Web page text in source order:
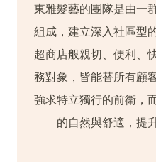
東雅髮藝的團隊是由一
組成，建立深入社區型
超商店般親切、便利、
務對象，皆能替所有顧
強求特立獨行的前衛，
的自然與舒適，提